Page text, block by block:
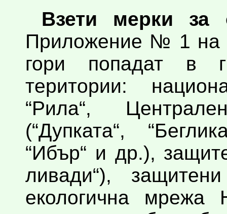
Взети мерки за
Приложение № 1 на
гори попадат в
територии:
“Рила“,
(“Дупката“,
“Ибър“ и др.),
ливади“),
екологична